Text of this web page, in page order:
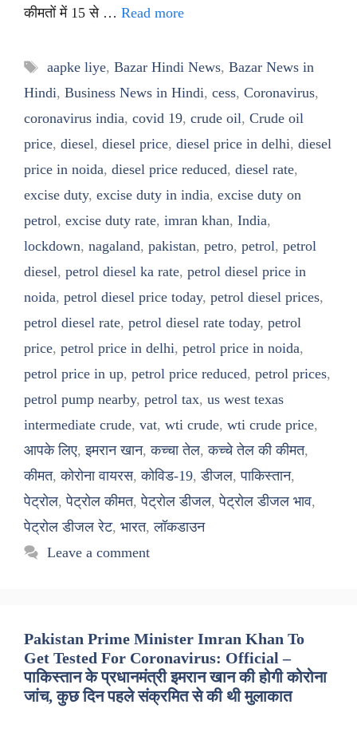
कीमतों में 15 से … Read more
Tags
aapke liye, Bazar Hindi News, Bazar News in
Hindi, Business News in Hindi, cess, Coronavirus,
coronavirus india, covid 19, crude oil, Crude oil
price, diesel, diesel price, diesel price in delhi, diesel
price in noida, diesel price reduced, diesel rate,
excise duty, excise duty in india, excise duty on
petrol, excise duty rate, imran khan, India,
lockdown, nagaland, pakistan, petro, petrol, petrol
diesel, petrol diesel ka rate, petrol diesel price in
noida, petrol diesel price today, petrol diesel prices,
petrol diesel rate, petrol diesel rate today, petrol
price, petrol price in delhi, petrol price in noida,
petrol price in up, petrol price reduced, petrol prices,
petrol pump nearby, petrol tax, us west texas
intermediate crude, vat, wti crude, wti crude price,
आपके लिए,इमरान खान,कच्चा तेल,कच्चे तेल की कीमत,
कीमत,कोरोना वायरस,कोविड-19,डीजल,पाकिस्तान,
पेट्रोल,पेट्रोल कीमत,पेट्रोल डीजल,पेट्रोल डीजल भाव,
पेट्रोल डीजल रेट, भारत,लॉकडाउन
Leave a comment
Pakistan Prime Minister Imran Khan To
Get Tested For Coronavirus: Official –
पाकिस्तान के प्रधानमंत्री इमरान खान की होगी कोरोना
जांच, कुछ दिन पहले संक्रमित से की थी मुलाकात